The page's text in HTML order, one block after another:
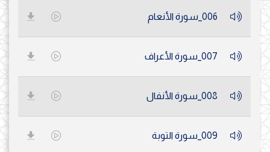
006_سورة الأنعام
007_سورة الأعراف
008_سورة الأنفال
009_سورة التوبة